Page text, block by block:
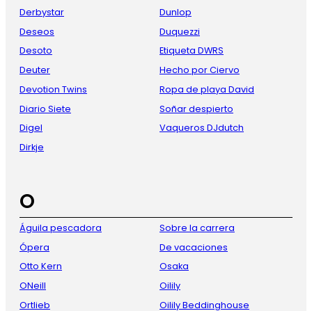
Derbystar
Deseos
Desoto
Deuter
Devotion Twins
Diario Siete
Digel
Dirkje
Dunlop
Duquezzi
Etiqueta DWRS
Hecho por Ciervo
Ropa de playa David
Soñar despierto
Vaqueros DJdutch
O
Águila pescadora
Ópera
Otto Kern
ONeill
Ortlieb
Sobre la carrera
De vacaciones
Osaka
Oilily
Oilily Beddinghouse